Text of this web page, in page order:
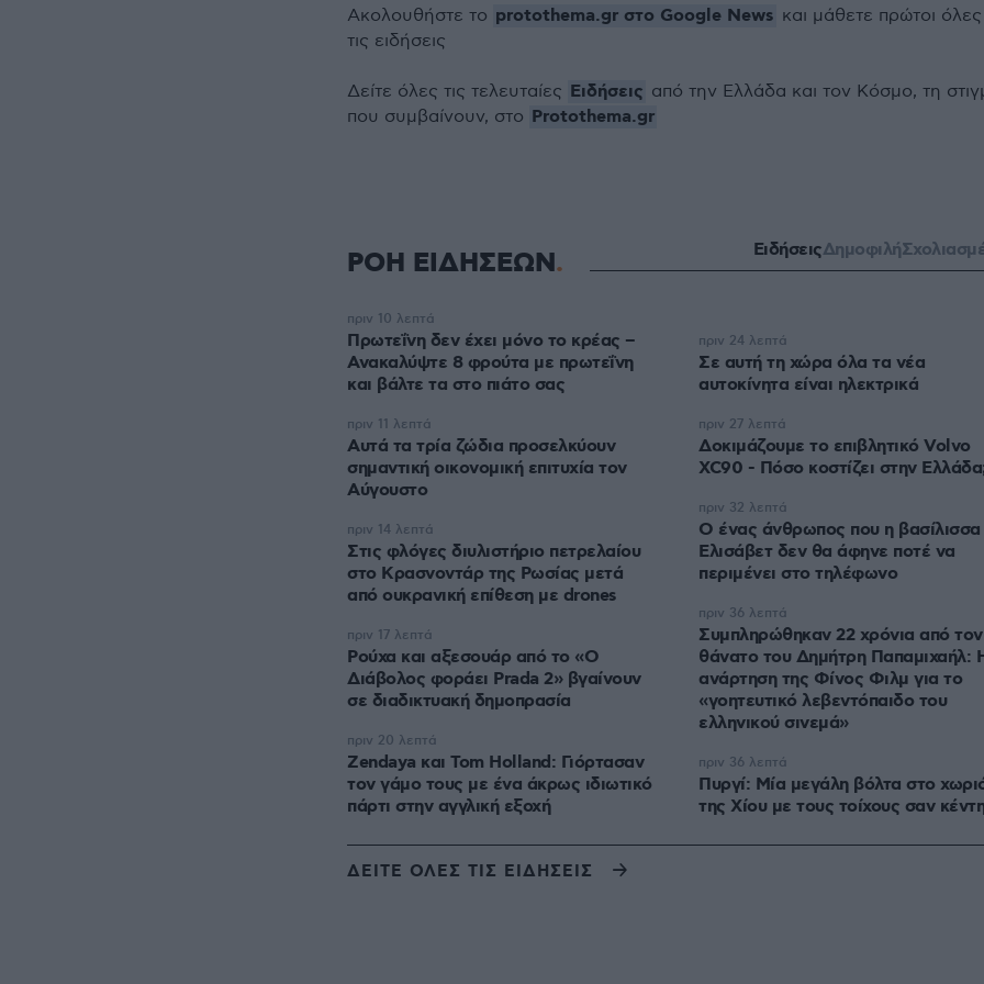
Ακολουθήστε το protothema.gr στο Google News και μάθετε πρώτοι όλες
τις ειδήσεις
Δείτε όλες τις τελευταίες Ειδήσεις από την Ελλάδα και τον Κόσμο, τη
που συμβαίνουν, στο Protothema.gr
ΡΟΗ ΕΙΔΗΣΕΩΝ ΕιδήσειςΔημοφιλή
Πρωτεΐνη δεν έχει μόνο το κρέας –
Ανακαλύψτε 8 φρούτα με πρωτεΐνη
και βάλτε τα στο πιάτο σας
πριν 10 λεπτά
Αυτά τα τρία ζώδια προσελκύουν
σημαντική οικονομική επιτυχία τον
Αύγουστο
πριν 11 λεπτά
Στις φλόγες διυλιστήριο πετρελαίου
στο Κρασνοντάρ της Ρωσίας μετά
από ουκρανική επίθεση με drones
πριν 14 λεπτά
Ρούχα και αξεσουάρ από το «Ο
Διάβολος φοράει Prada 2» βγαίνουν
σε διαδικτυακή δημοπρασία
πριν 17 λεπτά
Zendaya και Tom Holland: Γιόρτασαν
τον γάμο τους με ένα άκρως ιδιωτικό
πάρτι στην αγγλική εξοχή
πριν 20 λεπτά
Σε αυτή τη χώρα όλα τα νέα
αυτοκίνητα είναι ηλεκτρικά
πριν 24 λεπτά
Δοκιμάζουμε το επιβλητικό Volvo
XC90 - Πόσο κοστίζει στην
πριν 27 λεπτά
Ο ένας άνθρωπος που η βασίλισσα
Ελισάβετ δεν θα άφηνε ποτέ να
περιμένει στο τηλέφωνο
πριν 32 λεπτά
Συμπληρώθηκαν 22 χρόνια από τον
θάνατο του Δημήτρη Παπαμιχαήλ:
ανάρτηση της Φίνος Φιλμ για το
«γοητευτικό λεβεντόπαιδο του
ελληνικού σινεμά»
πριν 36 λεπτά
Πυργί: Mία μεγάλη βόλτα στο
της Χίου με τους τοίχους σαν
πριν 36 λεπτά
ΔΕΙΤΕ ΟΛΕΣ ΤΙΣ ΕΙΔΗΣΕΙΣ